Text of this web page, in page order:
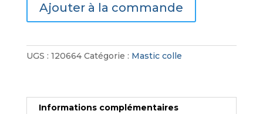
Polyuréthane
Soudaflex
FC
300ml
Ajouter à la commande
UGS : 120664 Catégorie : Mastic colle
Informations complémentaires